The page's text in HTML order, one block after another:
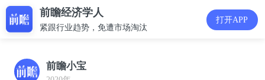
前瞻经济学人
紧跟行业趋势，免遭市场淘汰
打开APP
前瞻小宝